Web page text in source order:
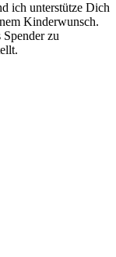
ich unterstütze Dich
Kinderwunsch.
zu